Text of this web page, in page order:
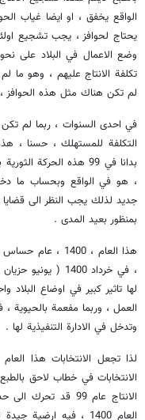
الواقع يخفق ، او ايضا غياب
يحتاج لحوافز ، يجب تشجيع
وضع الاعمال في البلاد على
تكلفة الانتاج عليهم ، وهو ما
لم تكن هناك مثل هذه الحوافز ،
التكلفة للمستهلك ، حسنا ،
، هو في الواقع وبحساب ما
جديد لذلك يجب النظر الى قضايا
بمنظور بعيد المدى .
هذا العام ،
لها تاثير كبير في اوضاع البلاد
العمل ، وربما مفعمة بالحيوية ،
وتدخل في الادارة التنفيذية لها .
لذا تجعل الانتخابات هذا
الانتخابات في خطاب لاحق
الانتاج عام 99 قد
العام 1400 ، فيه